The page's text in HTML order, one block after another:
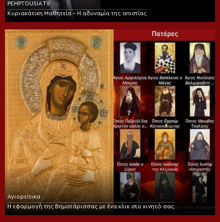
PEMPTOUSIA TV
Κυριακάτικη Μαθητεία – Η αδυναμία της απιστίας
Αγιορείτικα
Η εφαρμογή της Βηματάρισσας με ένα κλικ στο κινητό σας